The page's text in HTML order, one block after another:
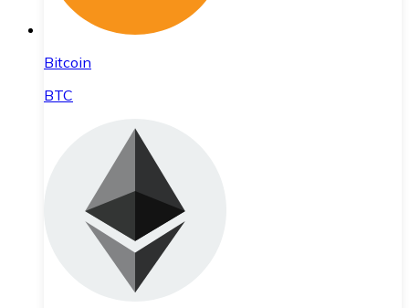
Bitcoin
BTC